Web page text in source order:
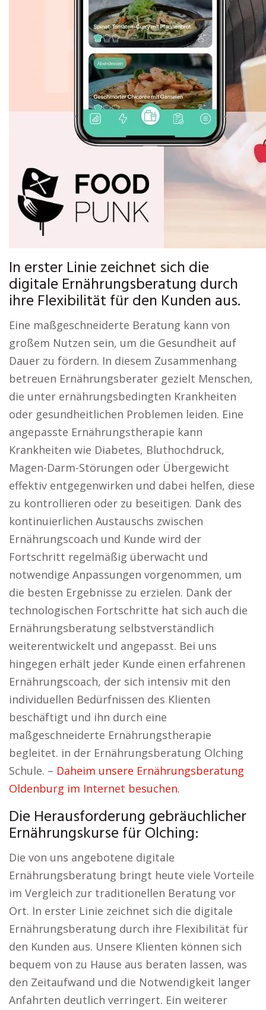
In erster Linie zeichnet sich die
digitale Ernährungsberatung durch
ihre Flexibilität für den Kunden aus.
Eine maßgeschneiderte Beratung kann von
großem Nutzen sein, um die Gesundheit auf
Dauer zu fördern. In diesem Zusammenhang
betreuen Ernährungsberater gezielt Menschen,
die unter ernährungsbedingten Krankheiten
oder gesundheitlichen Problemen leiden. Eine
angepasste Ernährungstherapie kann
Krankheiten wie Diabetes, Bluthochdruck,
Magen-Darm-Störungen oder Übergewicht
effektiv entgegenwirken und dabei helfen, diese
zu kontrollieren oder zu beseitigen. Dank des
kontinuierlichen Austauschs zwischen
Ernährungscoach und Kunde wird der
Fortschritt regelmäßig überwacht und
notwendige Anpassungen vorgenommen, um
die besten Ergebnisse zu erzielen. Dank der
technologischen Fortschritte hat sich auch die
Ernährungsberatung selbstverständlich
weiterentwickelt und angepasst. Bei uns
hingegen erhält jeder Kunde einen erfahrenen
Ernährungscoach, der sich intensiv mit den
individuellen Bedürfnissen des Klienten
beschäftigt und ihn durch eine
maßgeschneiderte Ernährungstherapie
begleitet. in der Ernährungsberatung Olching
Schule. – Daheim unsere Ernährungsberatung
Oldenburg im Internet besuchen.
Die Herausforderung gebräuchlicher
Ernährungskurse für Olching:
Die von uns angebotene digitale
Ernährungsberatung bringt heute viele Vorteile
im Vergleich zur traditionellen Beratung vor
Ort. In erster Linie zeichnet sich die digitale
Ernährungsberatung durch ihre Flexibilität für
den Kunden aus. Unsere Klienten können sich
bequem von zu Hause aus beraten lassen, was
den Zeitaufwand und die Notwendigkeit langer
Anfahrten deutlich verringert. Ein weiterer